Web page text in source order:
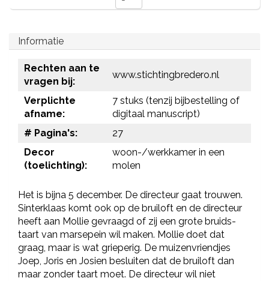
Informatie
Rechten aan te
vragen bij:
www.stichtingbredero.nl
Verplichte
afname:
7 stuks (tenzij bijbestelling of
digitaal manuscript)
# Pagina's:
27
Decor
(toelichting):
woon-/werkkamer in een
molen
Het is bijna 5 december. De directeur gaat trouwen.
Sinterklaas komt ook op de bruiloft en de directeur
heeft aan Mollie gevraagd of zij een grote bruids-
taart van marsepein wil maken. Mollie doet dat
graag, maar is wat grieperig. De muizenvriendjes
Joep, Joris en Josien besluiten dat de bruiloft dan
maar zonder taart moet. De directeur wil niet